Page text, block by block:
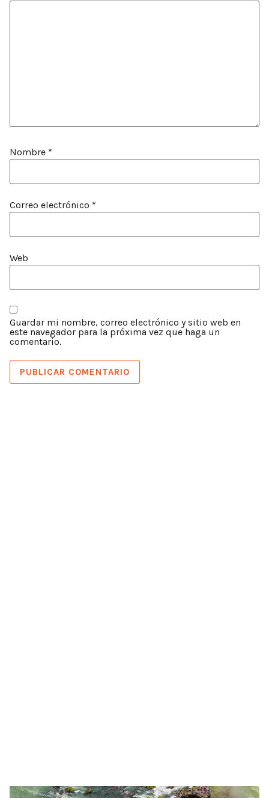
Nombre *
Correo electrónico *
Web
Guardar mi nombre, correo electrónico y sitio web en
este navegador para la próxima vez que haga un
comentario.